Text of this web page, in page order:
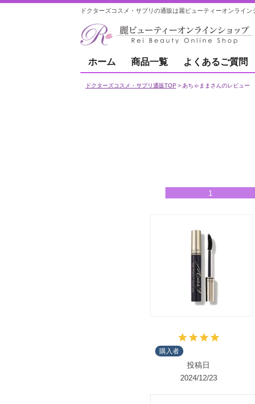
ドクターズコスメ・サプリの通販は麗ビューティーオンライン
ホーム 商品一覧 よくあるご質問
ドクターズコスメ・サプリ通販TOP あちゃままさんのレビュー
1
購入者
投稿日
2024/12/23